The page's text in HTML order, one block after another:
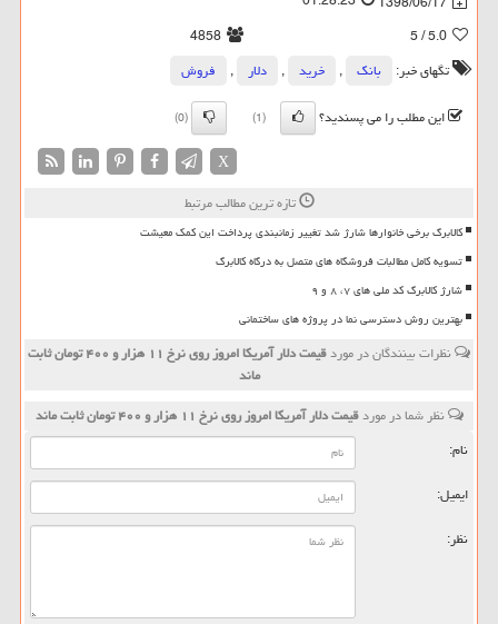
5.0
/ 5
4858
تگهای خبر:
بانك , خرید , دلار ,
فروش
این مطلب را می پسندید؟
(1)
(0)
X
تازه ترین مطالب مرتبط
کالابرگ برخی خانوارها شارژ شد تغییر زمانبندی پرداخت این کمک معیشت
تسویه کامل مطالبات فروشگاه های متصل به درگاه کالابرگ
شارژ کالابرگ کد ملی های ۷، ۸ و ۹
بهترین روش دسترسی نما در پروژه های ساختمانی
نظرات بینندگان در مورد
قیمت دلار آمریكا امروز روی نرخ ۱۱ هزار و ۴۰۰ تومان ثابت
ماند
نظر شما در موردقیمت دلار آمریكا امروز روی نرخ ۱۱ هزار و ۴۰۰ تومان ثابت ماند
نام:
ایمیل:
نظر: